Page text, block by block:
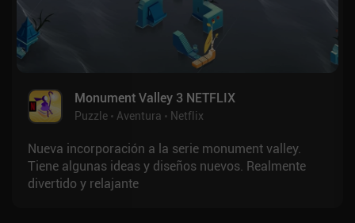
Monument Valley 3 NETFLIX
Puzzle Aventura Netflix
Nueva incorporación a la serie monument valley.
Tiene algunas ideas y diseños nuevos. Realmente
divertido y relajante